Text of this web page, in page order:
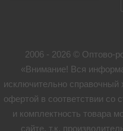
2006 - 2026 © Оптово-
«Внимание! Вся
исключительно справочный
офертой в соответствии со
и комплектность товара
сайте, т.к.